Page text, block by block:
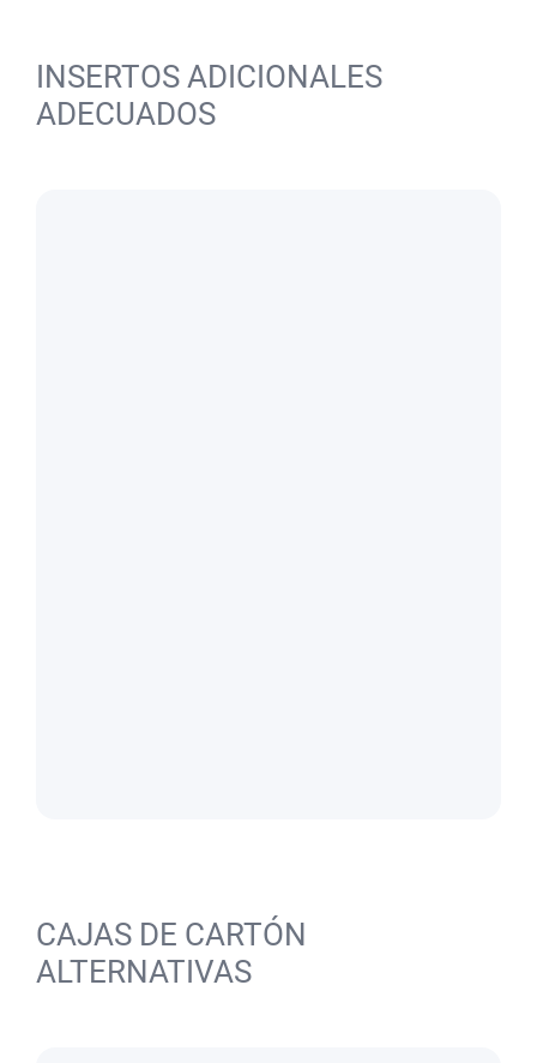
INSERTOS ADICIONALES
ADECUADOS
CAJAS DE CARTÓN
ALTERNATIVAS